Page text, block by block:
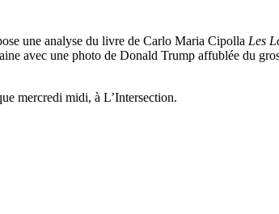
une analyse du livre de Carlo Maria Cipolla Les
avec une photo de Donald Trump affublée du
mercredi midi, à L’Intersection.